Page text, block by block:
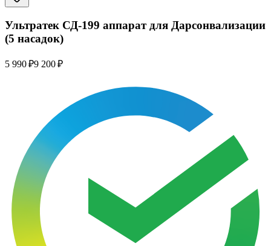
Ультратек СД-199 аппарат для Дарсонвализации
(5 насадок)
5 990 ₽9 200 ₽